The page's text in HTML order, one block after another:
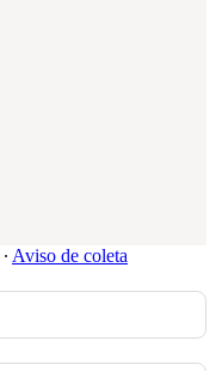
∙ Aviso de coleta